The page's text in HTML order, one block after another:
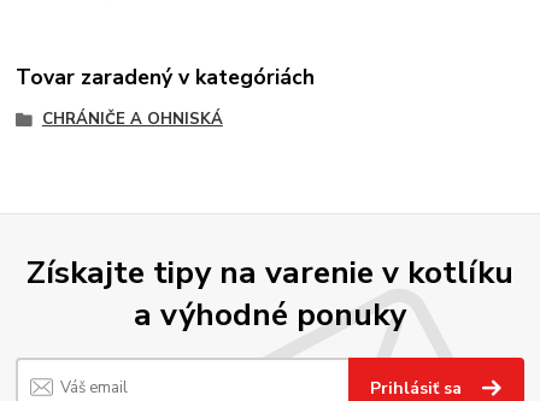
Tovar zaradený v kategóriách
CHRÁNIČE A OHNISKÁ
Získajte tipy na varenie v kotlíku
a výhodné ponuky
Prihlásiť sa